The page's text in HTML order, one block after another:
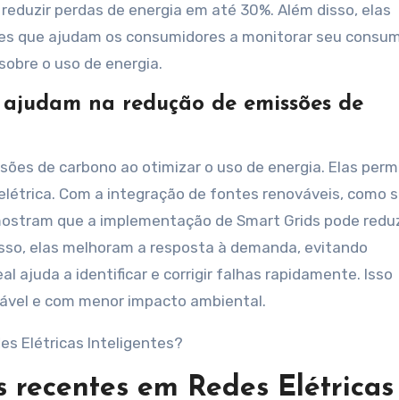
perdas de energia em até 30%. Além disso, elas
que ajudam os consumidores a monitorar seu
o uso de energia.
na redução de emissões de
de carbono ao otimizar o uso de energia. Elas
Com a integração de fontes renováveis, como
que a implementação de Smart Grids pode
elas melhoram a resposta à demanda, evitando
ajuda a identificar e corrigir falhas rapidamente. Isso
e com menor impacto ambiental.
recentes em Redes Elétricas